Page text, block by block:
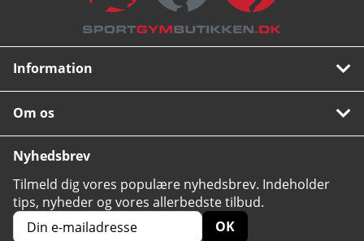
Information
Om os
Nyhedsbrev
Tilmeld dig vores populære nyhedsbrev. Indeholder
tips, nyheder og vores allerbedste tilbud.
OK